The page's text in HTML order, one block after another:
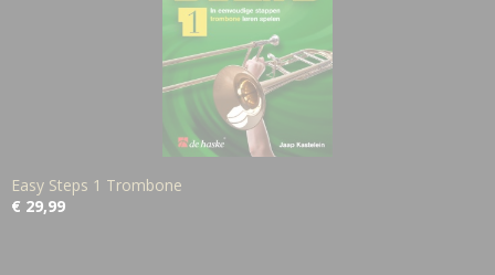
Easy Steps 1 Trombone
€ 29,99